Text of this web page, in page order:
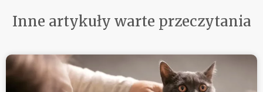
Inne artykuły warte przeczytania